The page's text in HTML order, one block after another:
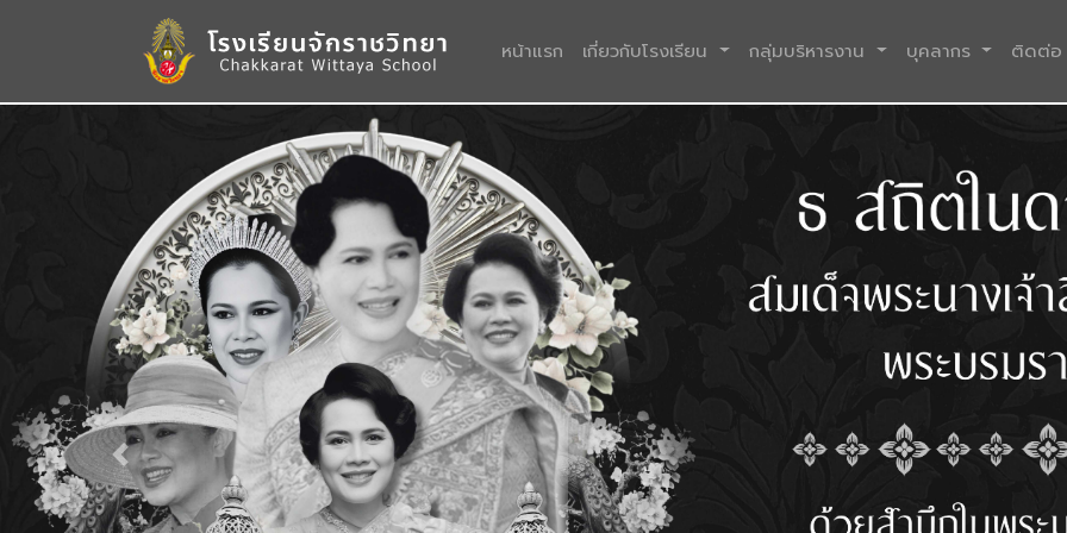
หน้าแรก (current)
เกี่ยวกับโรงเรียน กลุ่มบริหารงาน บุคลากร ติดต่อ
Previous